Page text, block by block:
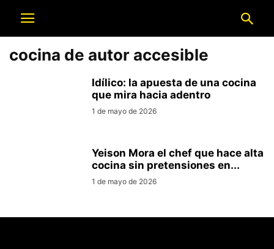
cocina de autor accesible
Idílico: la apuesta de una cocina
que mira hacia adentro
1 de mayo de 2026
Yeison Mora el chef que hace alta
cocina sin pretensiones en...
1 de mayo de 2026